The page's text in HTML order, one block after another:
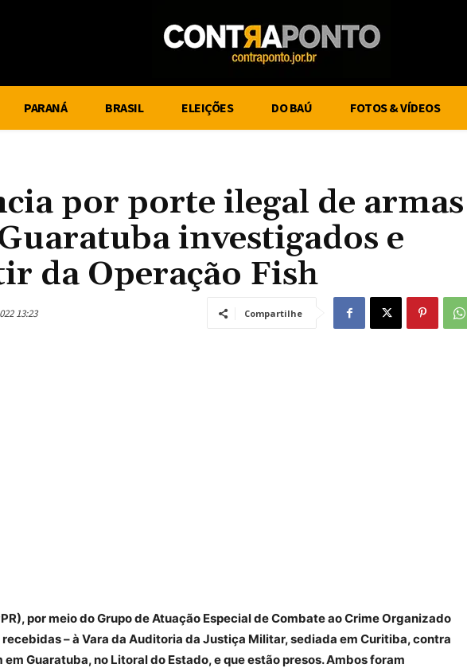
PARANÁ BRASIL ELEIÇÕES DO BAÚ FOTOS & VÍDEOS
por porte ilegal de armas
investigados e
da Operação Fish
13:23 Compartilhe
por meio do Grupo de Atuação Especial de Combate ao Crime Organizado
– à Vara da Auditoria da Justiça Militar, sediada em Curitiba, contra
Guaratuba, no Litoral do Estado, e que estão presos. Ambos foram